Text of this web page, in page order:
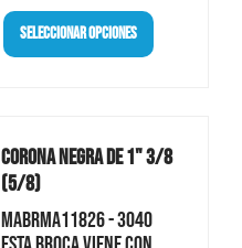
Seleccionar Opciones
Corona Negra De 1" 3/8
(5/8)
MABRMA11826 - 3040